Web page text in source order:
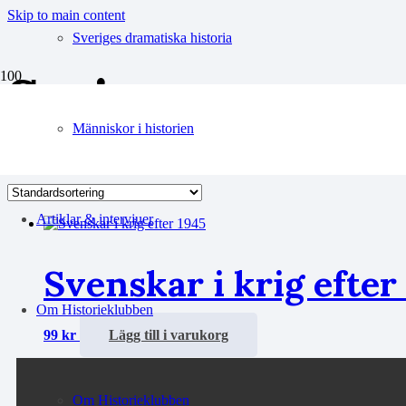
Skip to main content
Sveriges dramatiska historia
Människor i historien
Artiklar & intervjuer
Om Historieklubben
Om Historieklubben
Syrien
Svenskar i krig efter
99 kr Lägg till i varukorg